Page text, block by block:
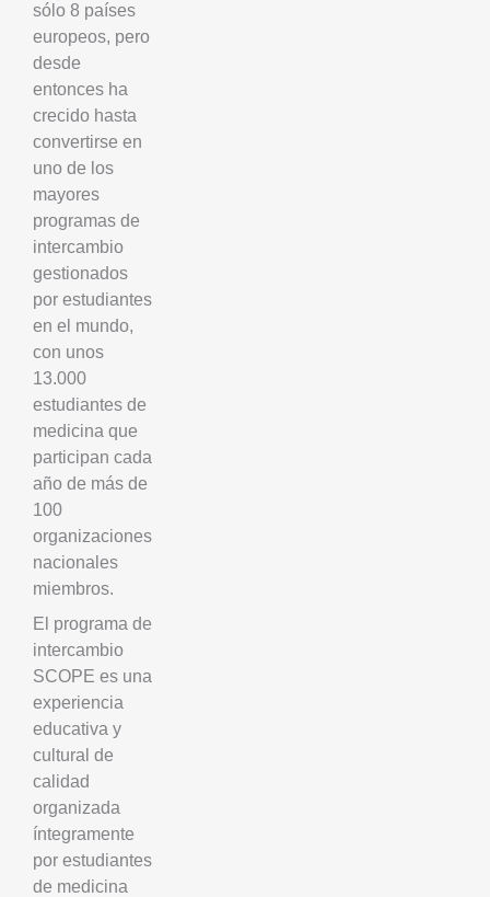
sólo 8 países
europeos, pero
desde
entonces ha
crecido hasta
convertirse en
uno de los
mayores
programas de
intercambio
gestionados
por estudiantes
en el mundo,
con unos
13.000
estudiantes de
medicina que
participan cada
año de más de
100
organizaciones
nacionales
miembros.
El programa de
intercambio
SCOPE es una
experiencia
educativa y
cultural de
calidad
organizada
íntegramente
por estudiantes
de medicina